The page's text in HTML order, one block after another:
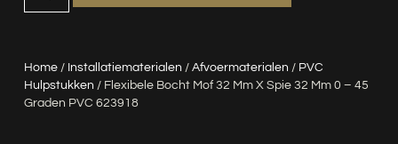
Home/ Installatiematerialen / Afvoermaterialen / PVC
Hulpstukken / Flexibele Bocht Mof 32 Mm X Spie 32 Mm 0 – 45
Graden PVC 623918